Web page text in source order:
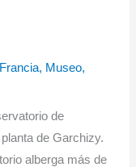
Francia, Museo,
de
de Garchizy.
alberga más de